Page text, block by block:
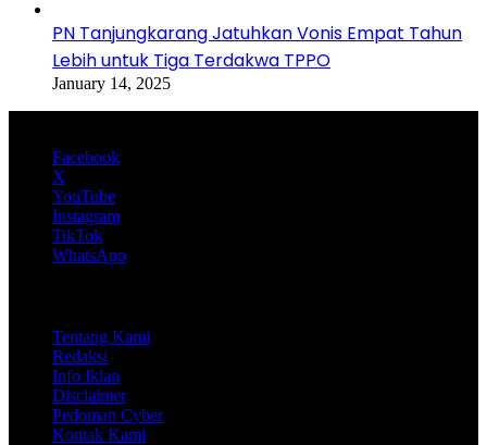
PN Tanjungkarang Jatuhkan Vonis Empat Tahun
Lebih untuk Tiga Terdakwa TPPO
January 14, 2025
Facebook
X
YouTube
Instagram
TikTok
WhatsApp
Tentang Kami
Redaksi
Info Iklan
Disclaimer
Pedoman Cyber
Kontak Kami